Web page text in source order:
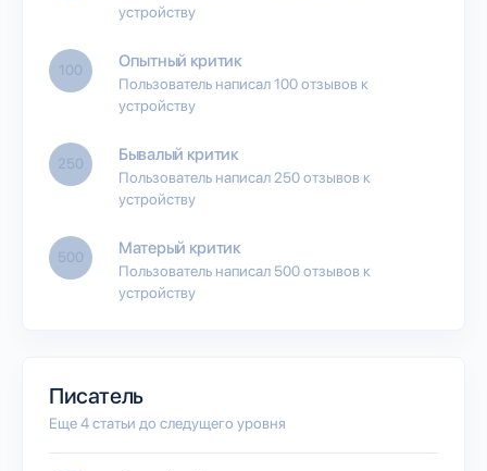
устройству
100 Опытный критик
Пользователь написал 100 отзывов к
устройству
250 Бывалый критик
Пользователь написал 250 отзывов к
устройству
500 Матерый критик
Пользователь написал 500 отзывов к
устройству
Писатель
Еще 4 статьи до следущего уровня